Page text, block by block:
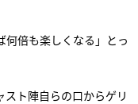
倍も楽しくなる」とっ
ト陣自らの口からゲリ